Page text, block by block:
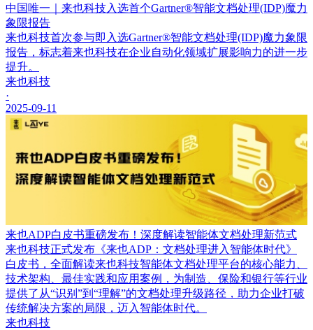
中国唯一｜来也科技入选首个Gartner®智能文档处理(IDP)魔力
象限报告
来也科技首次参与即入选Gartner®智能文档处理(IDP)魔力象限
报告，标志着来也科技在企业自动化领域扩展影响力的进一步
提升。
来也科技
·
2025-09-11
来也ADP白皮书重磅发布！深度解读智能体文档处理新范式
来也科技正式发布《来也ADP：文档处理进入智能体时代》
白皮书，全面解读来也科技智能体文档处理平台的核心能力、
技术架构、最佳实践和应用案例，为制造、保险和银行等行业
提供了从“识别”到“理解”的文档处理升级路径，助力企业打破
传统解决方案的局限，迈入智能体时代。
来也科技